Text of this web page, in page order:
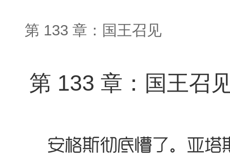
第 133 章：国王召见
第 133 章：国王召